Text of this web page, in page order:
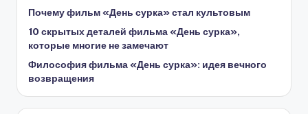
Почему фильм «День сурка» стал культовым
10 скрытых деталей фильма «День сурка»,
которые многие не замечают
Философия фильма «День сурка»: идея вечного
возвращения